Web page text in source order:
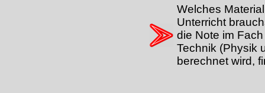
Welches
Unterricht
die Note im
Technik (Physik
berechnet wird,